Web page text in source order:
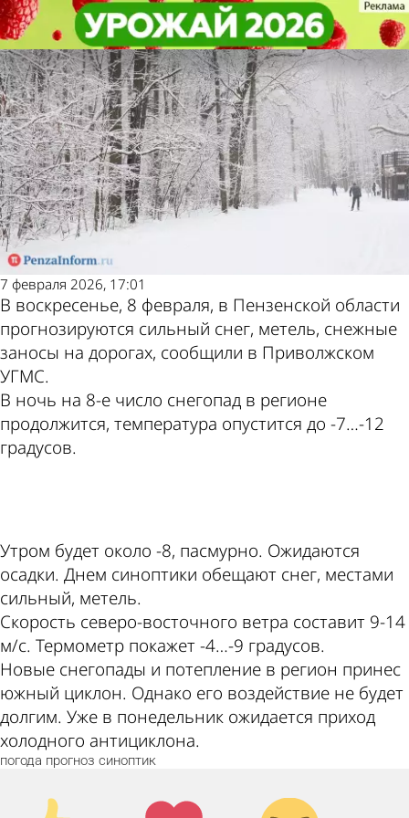
8 февраля в Пензенской области
ожидается метель
Общество
7 февраля 2026, 17:01
В воскресенье, 8 февраля, в Пензенской области
прогнозируются сильный снег, метель, снежные
заносы на дорогах, сообщили в Приволжском
УГМС.
В ночь на 8-е число снегопад в регионе
продолжится, температура опустится до -7…-12
градусов.
Утром будет около -8, пасмурно. Ожидаются
осадки. Днем синоптики обещают снег, местами
сильный, метель.
Скорость северо-восточного ветра составит 9-14
м/с. Термометр покажет -4…-9 градусов.
Новые снегопады и потепление в регион принес
южный циклон. Однако его воздействие не будет
долгим. Уже в понедельник ожидается приход
холодного антициклона.
погода прогноз синоптик
Палец
Лайк!
Дикий
8 февраля в Пензенской области
ожидается метель
Общество
Другие новости по
теме
Погода и курсы
валют в Пензе